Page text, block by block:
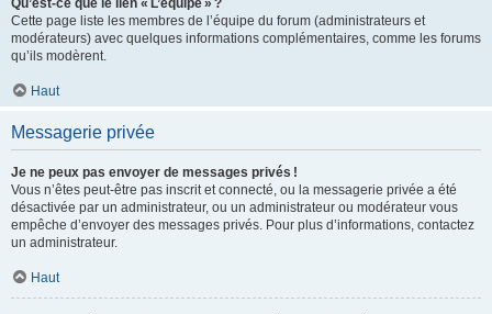
Qu’est-ce que le lien « L’équipe » ?
Cette page liste les membres de l’équipe du forum (administrateurs et
modérateurs) avec quelques informations complémentaires, comme les forums
qu’ils modèrent.
Haut
Messagerie privée
Je ne peux pas envoyer de messages privés !
Vous n’êtes peut-être pas inscrit et connecté, ou la messagerie privée a été
désactivée par un administrateur, ou un administrateur ou modérateur vous
empêche d’envoyer des messages privés. Pour plus d’informations, contactez
un administrateur.
Haut